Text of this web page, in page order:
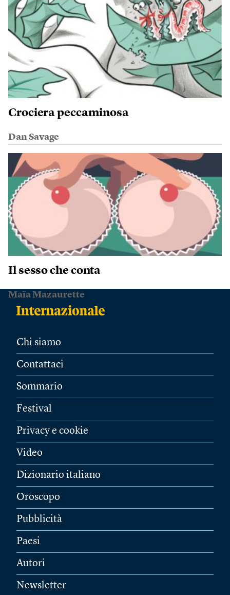
Crociera peccaminosa
Dan Savage
Il sesso che conta
Maïa Mazaurette
Chi siamo
Contattaci
Sommario
Festival
Privacy e cookie
Video
Dizionario italiano
Oroscopo
Pubblicità
Paesi
Autori
Newsletter